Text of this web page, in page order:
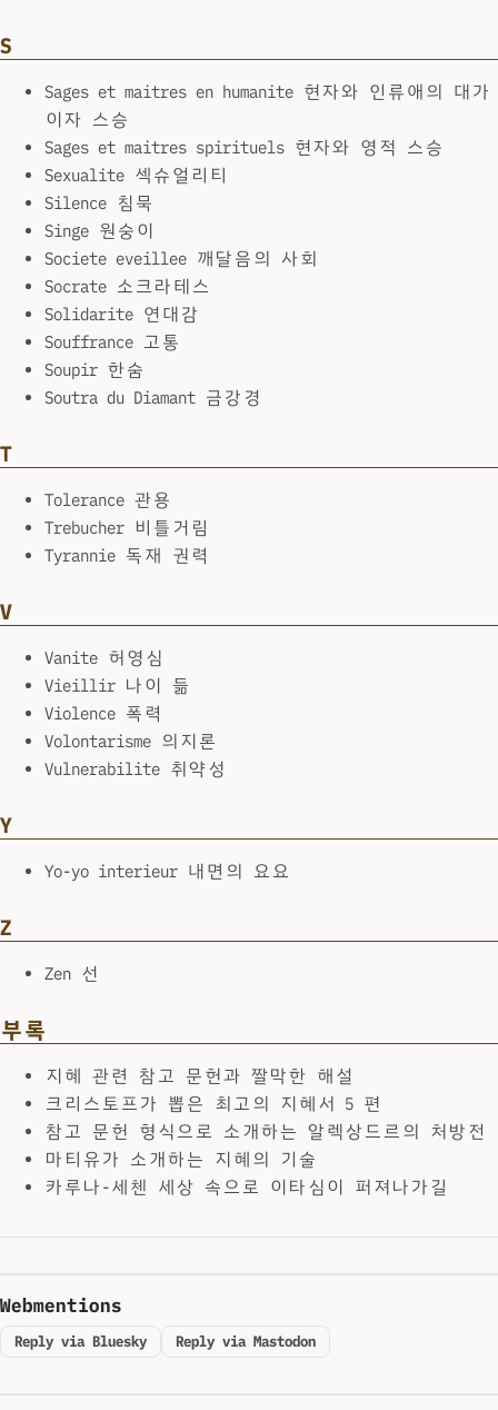
S
Sages et maitres en humanite 현자와 인류애의 대가
이자 스승
Sages et maitres spirituels 현자와 영적 스승
Sexualite 섹슈얼리티
Silence 침묵
Singe 원숭이
Societe eveillee 깨달음의 사회
Socrate 소크라테스
Solidarite 연대감
Souffrance 고통
Soupir 한숨
Soutra du Diamant 금강경
T
Tolerance 관용
Trebucher 비틀거림
Tyrannie 독재 권력
V
Vanite 허영심
Vieillir 나이 듦
Violence 폭력
Volontarisme 의지론
Vulnerabilite 취약성
Y
Yo-yo interieur 내면의 요요
Z
Zen 선
부록
지혜 관련 참고 문헌과 짤막한 해설
크리스토프가 뽑은 최고의 지혜서 5 편
참고 문헌 형식으로 소개하는 알렉상드르의 처방전
마티유가 소개하는 지혜의 기술
카루나-세첸 세상 속으로 이타심이 퍼져나가길
Webmentions
Reply via Bluesky Reply via Mastodon